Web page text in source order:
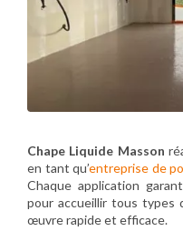
Chape Liquide Masson
en tant qu’entreprise de
Chaque application
pour accueillir tous types
œuvre rapide et efficace.